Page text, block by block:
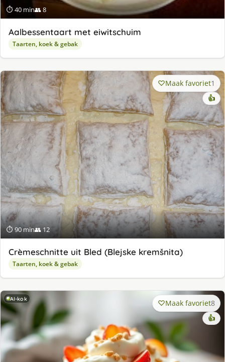
⏱ 40 min👥 8
Aalbessentaart met eiwitschuim
Taarten, koek & gebak
⏱ 90 min👥 12
Maak favoriet1
👍
Crèmeschnitte uit Bled (Blejske kremšnita)
Taarten, koek & gebak
AI-kok Maak favoriet8
👍